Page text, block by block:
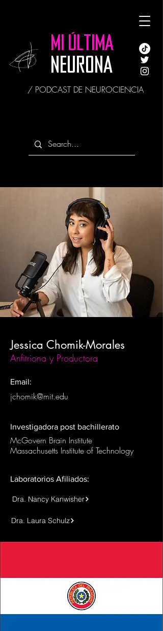
MI ÚLTIMA
NEURONA
/ PODCAST DE NEUROCIENCIA
Jessica Chomik-Morales
Anfitriona y Productora
Email:
jchomik@mit.edu
Investigadora post bachillerato
McGovern Brain Institute
Massachusetts Institute of Technology
Laboratorios Afiliados:
Dra. Nancy Kanwisher
Dra. Laura Schulz